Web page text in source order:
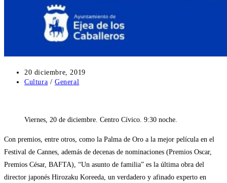
Publicación
de
20 diciembre, 2019
Categoría
Cultura / General
Viernes, 20 de diciembre. Centro Cívico. 9:30 noche.
Con premios, entre otros, como la Palma de Oro a la mejor película en el
Festival de Cannes, además de decenas de nominaciones (Premios Oscar,
Premios César, BAFTA), “Un asunto de familia” es la última obra del
director japonés Hirozaku Koreeda, un verdadero y afinado experto en